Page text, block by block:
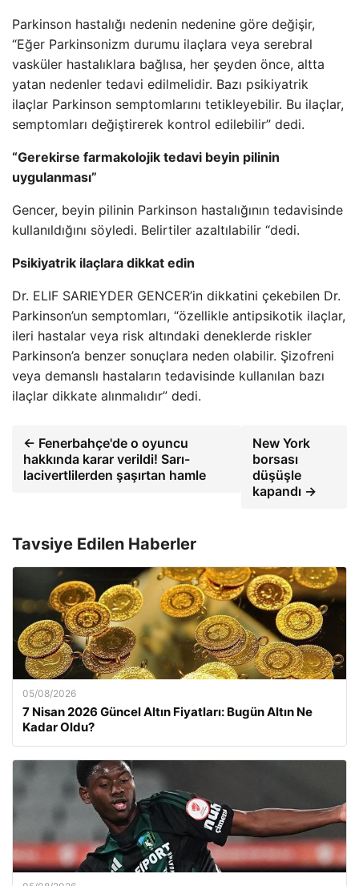
Parkinson hastalığı nedenin nedenine göre değişir,
“Eğer Parkinsonizm durumu ilaçlara veya serebral
vasküler hastalıklara bağlısa, her şeyden önce, altta
yatan nedenler tedavi edilmelidir. Bazı psikiyatrik
ilaçlar Parkinson semptomlarını tetikleyebilir. Bu ilaçlar,
semptomları değiştirerek kontrol edilebilir” dedi.
“Gerekirse farmakolojik tedavi beyin pilinin
uygulanması”
Gencer, beyin pilinin Parkinson hastalığının tedavisinde
kullanıldığını söyledi. Belirtiler azaltılabilir “dedi.
Psikiyatrik ilaçlara dikkat edin
Dr. ELIF SARIEYDER GENCER’in dikkatini çekebilen Dr.
Parkinson’un semptomları, “özellikle antipsikotik ilaçlar,
ileri hastalar veya risk altındaki deneklerde riskler
Parkinson’a benzer sonuçlara neden olabilir. Şizofreni
veya demanslı hastaların tedavisinde kullanılan bazı
ilaçlar dikkate alınmalıdır” dedi.
← Fenerbahçe'de o oyuncu
hakkında karar verildi! Sarı-
lacivertlilerden şaşırtan hamle
New York
borsası
düşüşle
kapandı →
Tavsiye Edilen Haberler
05/08/2026
7 Nisan 2026 Güncel Altın Fiyatları: Bugün Altın Ne
Kadar Oldu?